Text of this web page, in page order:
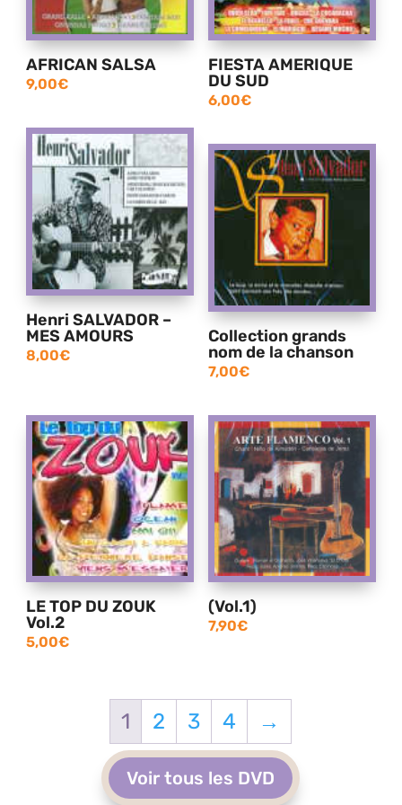
AFRICAN SALSA
9,00€
FIESTA AMERIQUE
DU SUD
6,00€
Henri SALVADOR –
MES AMOURS
8,00€
Collection grands
nom de la chanson
7,00€
LE TOP DU ZOUK
Vol.2
5,00€
(Vol.1)
7,90€
1 2 3 4 →
Voir tous les DVD